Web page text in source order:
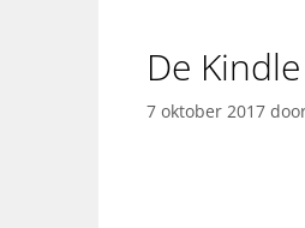
De
7 oktober 2017